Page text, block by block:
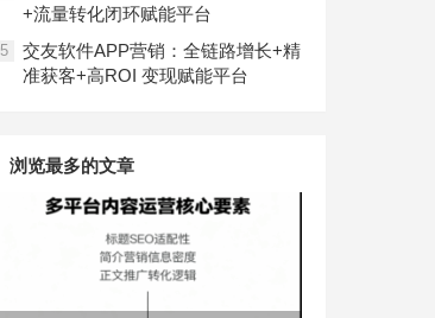
+流量转化闭环赋能平台
5
交友软件APP营销：全链路增长+精
准获客+高ROI 变现赋能平台
浏览最多的文章